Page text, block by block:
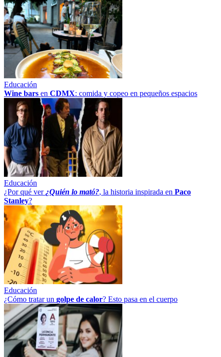
Educación
Wine bars en CDMX: comida y copeo en pequeños espacios
Educación
¿Por qué ver ¿Quién lo mató?, la historia inspirada en Paco
Stanley?
Educación
¿Cómo tratar un golpe de calor? Esto pasa en el cuerpo